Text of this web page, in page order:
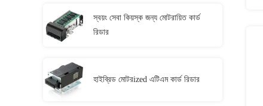
স্বয়ং সেবা কিয়স্ক জন্য মোটরায়িত কার্ড
রিডার
হাইব্রিড মোটরized এটিএম কার্ড রিডার